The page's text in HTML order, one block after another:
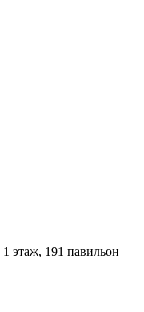
этаж, 191 павильон